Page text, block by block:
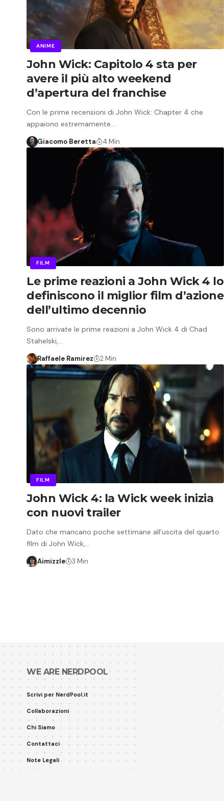
ANIME
John Wick: Capitolo 4 sta per
avere il più alto weekend
d’apertura del franchise
Con le prime recensioni di John Wick: Chapter 4 che
appaiono estremamente…
Giacomo Beretta 4 Min
FILM
Le prime reazioni a John Wick 4 lo
definiscono il miglior film d’azione
dell’ultimo decennio
Sono arrivate le prime reazioni a John Wick 4 di Chad
Stahelski,…
Raffaele Ramirez 2 Min
FILM
John Wick 4: la Wick week inizia
con nuovi trailer
Dato che mancano poche settimane all'uscita del quarto
film di John Wick,…
Aimizzle 3 Min
WE ARE NERDPOOL
Scrivi per NerdPool.it
Collaborazioni
Chi Siamo
Contattaci
Note Legali